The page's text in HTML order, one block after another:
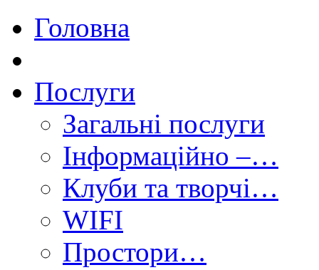
Головна
Послуги
Загальні послуги
Інформаційно –…
Клуби та творчі…
WIFI
Простори…